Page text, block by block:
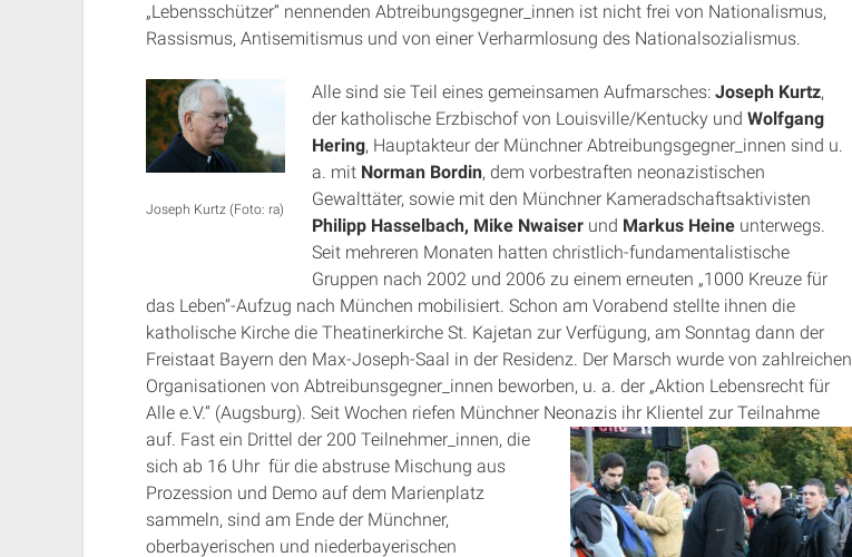
„Lebensschützer“ nennenden Abtreibungsgegner_innen ist nicht frei von Nationalismus,
Rassismus, Antisemitismus und von einer Verharmlosung des Nationalsozialismus.
Joseph Kurtz (Foto: ra)
Alle sind sie Teil eines gemeinsamen Aufmarsches: Joseph Kurtz,
der katholische Erzbischof von Louisville/Kentucky und Wolfgang
Hering, Hauptakteur der Münchner Abtreibungsgegner_innen sind u.
a. mit Norman Bordin, dem vorbestraften neonazistischen
Gewalttäter, sowie mit den Münchner Kameradschaftsaktivisten
Philipp Hasselbach, Mike Nwaiserund Markus Heineunterwegs.
Seit mehreren Monaten hatten christlich-fundamentalistische
Gruppen nach 2002 und 2006 zu einem erneuten „1000 Kreuze für
das Leben“-Aufzug nach München mobilisiert. Schon am Vorabend stellte ihnen die
katholische Kirche die Theatinerkirche St. Kajetan zur Verfügung, am Sonntag dann der
Freistaat Bayern den Max-Joseph-Saal in der Residenz. Der Marsch wurde von zahlreichen
Organisationen von Abtreibunsgegner_innen beworben, u. a. der „Aktion Lebensrecht für
Alle e.V.“ (Augsburg). Seit Wochen riefen Münchner Neonazis ihr Klientel zur Teilnahme
auf. Fast ein Drittel der 200 Teilnehmer_innen, die
sich ab 16 Uhr für die abstruse Mischung aus
Prozession und Demo auf dem Marienplatz
sammeln, sind am Ende der Münchner,
oberbayerischen und niederbayerischen